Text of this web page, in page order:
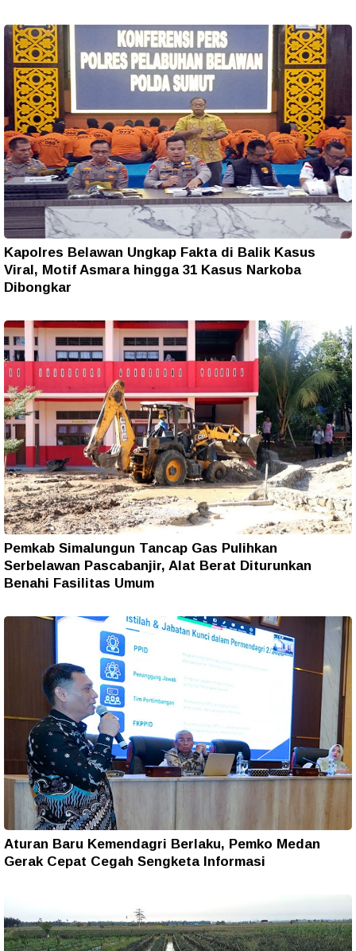
Kapolres Belawan Ungkap Fakta di Balik Kasus
Viral, Motif Asmara hingga 31 Kasus Narkoba
Dibongkar
Pemkab Simalungun Tancap Gas Pulihkan
Serbelawan Pascabanjir, Alat Berat Diturunkan
Benahi Fasilitas Umum
Aturan Baru Kemendagri Berlaku, Pemko Medan
Gerak Cepat Cegah Sengketa Informasi